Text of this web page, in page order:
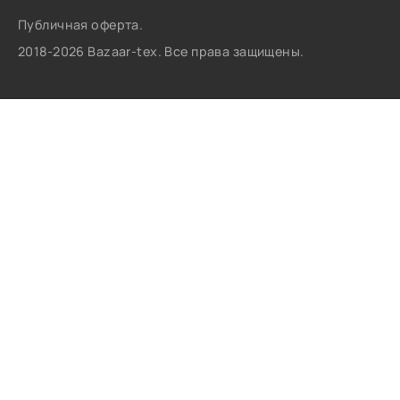
Публичная оферта.
2018-2026 Bazaar-tex. Все права защищены.